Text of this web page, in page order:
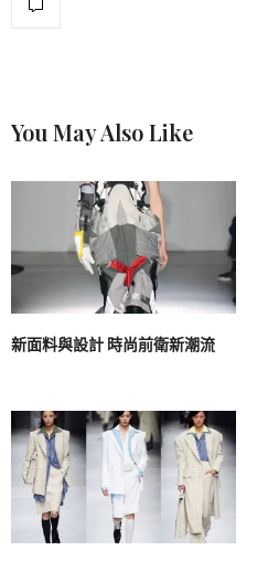
You May Also Like
新面料與設計 時尚前衛新潮流